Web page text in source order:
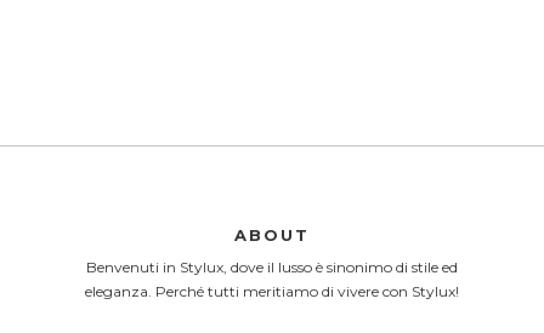
ABOUT
Benvenuti in Stylux, dove il lusso è sinonimo di stile ed
eleganza. Perché tutti meritiamo di vivere con Stylux!